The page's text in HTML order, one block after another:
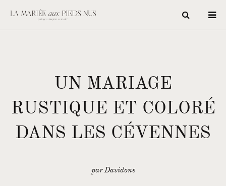
UN MARIAGE
RUSTIQUE ET COLORÉ
DANS LES CÉVENNES
par Davidone